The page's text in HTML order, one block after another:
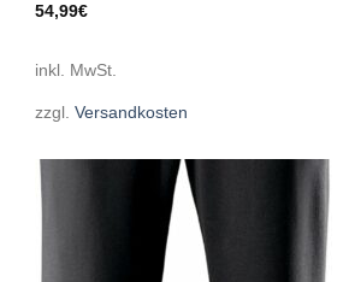
54,99€
inkl. MwSt.
zzgl. Versandkosten